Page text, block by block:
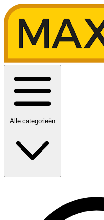
Alle categorieën